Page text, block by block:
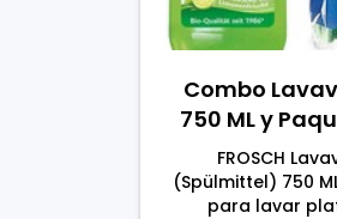
Combo
750 ML y
FROSCH
(Spülmittel) 750
para lavar